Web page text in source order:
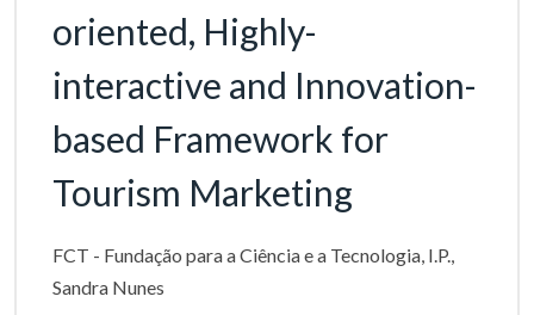
oriented, Highly-
interactive and Innovation-
based Framework for
Tourism Marketing
FCT - Fundação para a Ciência e a Tecnologia, I.P.,
Sandra Nunes